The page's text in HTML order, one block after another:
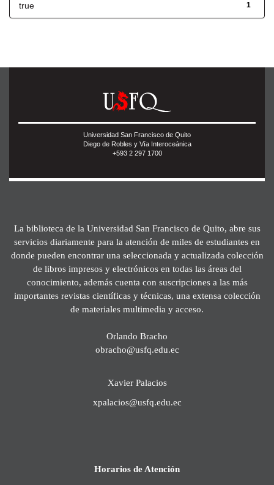
1
true
Universidad San Francisco de Quito
Diego de Robles y Vía Interoceánica
+593 2 297 1700
La biblioteca de la Universidad San Francisco de Quito, abre sus
servicios diariamente para la atención de miles de estudiantes en
donde pueden encontrar una seleccionada y actualizada colección
de libros impresos y electrónicos en todas las áreas del
conocimiento, además cuenta con suscripciones a las más
importantes revistas científicas y técnicas, una extensa colección
de materiales multimedia y acceso.
Orlando Bracho
obracho@usfq.edu.ec
Xavier Palacios
xpalacios@usfq.edu.ec
Horarios de Atención